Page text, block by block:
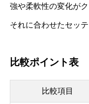
強や柔軟性の変化が
それに合わせたセッ
比較ポイント表
比較項目